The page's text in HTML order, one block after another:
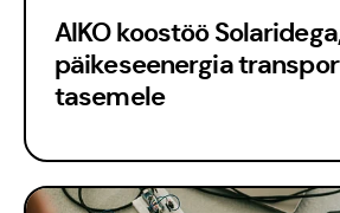
AIKO koostöö
päikeseenergia
tasemele